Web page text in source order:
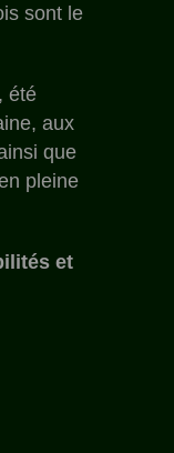
sont le
, été
aux
que
pleine
et